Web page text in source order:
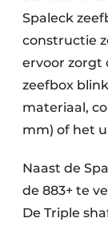
Spaleck
constructie
ervoor zorgt
zeefbox
materiaal,
mm) of het
Naast de
de 883+ te
De Triple